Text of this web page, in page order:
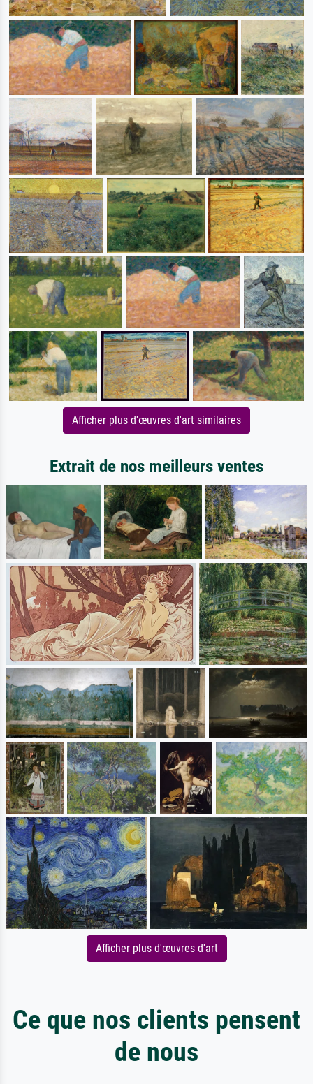
Afficher plus d'œuvres d'art similaires
Extrait de nos meilleurs ventes
Afficher plus d'œuvres d'art
Ce que nos clients pensent
de nous